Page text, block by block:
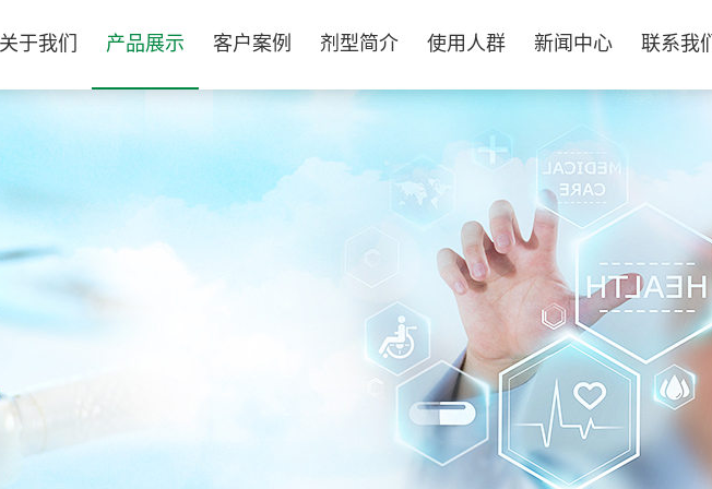
关于我们 产品展示 客户案例 剂型简介 使用人群 新闻中心 联系我们